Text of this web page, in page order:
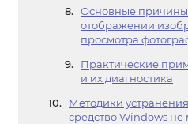
Основные
отображении
просмотра
Практические
и их диагностика
Методики
средство Windows не